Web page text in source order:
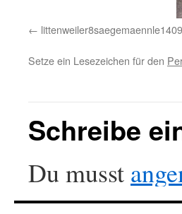
Setze ein Lesezeichen für den
Schreibe
Du musst